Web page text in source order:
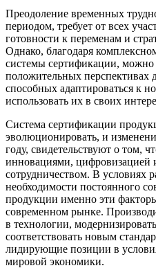
Преодоление временных
периодом, требует от всех
готовности к переменам и
Однако, благодаря
системы сертификации, можно
положительных перспективах
способных адаптироваться к
использовать их в своих
Система сертификации
эволюционировать, и
году, свидетельствуют о том,
инновациями, цифровизацией
сотрудничеством. В условиях
необходимости постоянного
продукции именно эти
современном рынке.
в технологии,
соответствовать новым
лидирующие позиции в
мировой экономики.